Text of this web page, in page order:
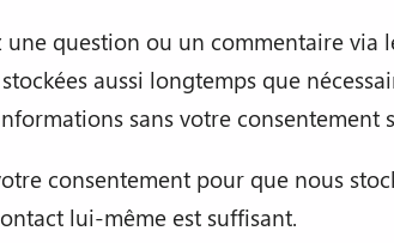
une question ou un commentaire
aussi longtemps que
sans votre consentement
consentement pour que nous
lui-même est suffisant.